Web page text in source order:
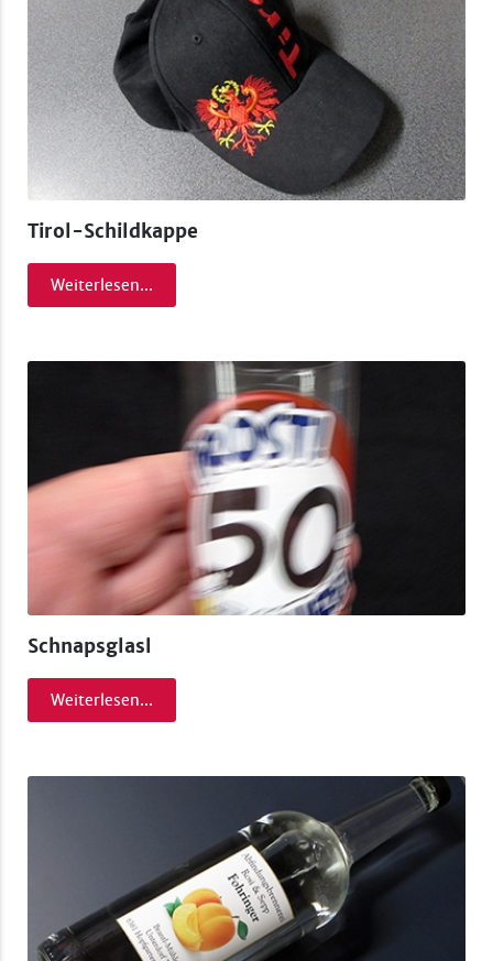
Tirol-Schildkappe
Weiterlesen...
Schnapsglasl
Weiterlesen...